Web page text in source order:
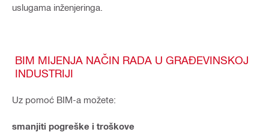
uslugama inženjeringa.
BIM MIJENJA NAČIN RADA U GRAĐEVINSKOJ
INDUSTRIJI
Uz pomoć BIM-a možete:
smanjiti pogreške i troškove